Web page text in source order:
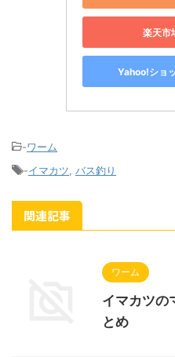
楽天市
Yahoo!ショ
-ワーム
-イマカツ バス釣り
関連記事
ワーム
イマカツの
とめ